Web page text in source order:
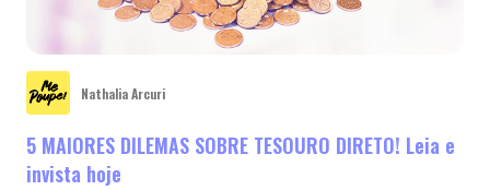
Nathalia Arcuri
5 MAIORES DILEMAS SOBRE TESOURO DIRETO! Leia e
invista hoje